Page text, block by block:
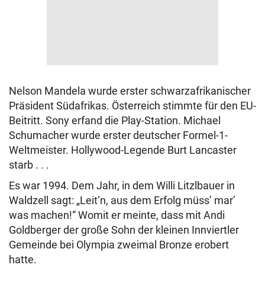
Nelson Mandela wurde erster schwarzafrikanischer
Präsident Südafrikas. Österreich stimmte für den EU-
Beitritt. Sony erfand die Play-Station. Michael
Schumacher wurde erster deutscher Formel-1-
Weltmeister. Hollywood-Legende Burt Lancaster
starb . . .
Es war 1994. Dem Jahr, in dem Willi Litzlbauer in
Waldzell sagt: „Leit‘n, aus dem Erfolg müss’ mar’
was machen!“ Womit er meinte, dass mit Andi
Goldberger der große Sohn der kleinen Innviertler
Gemeinde bei Olympia zweimal Bronze erobert
hatte.